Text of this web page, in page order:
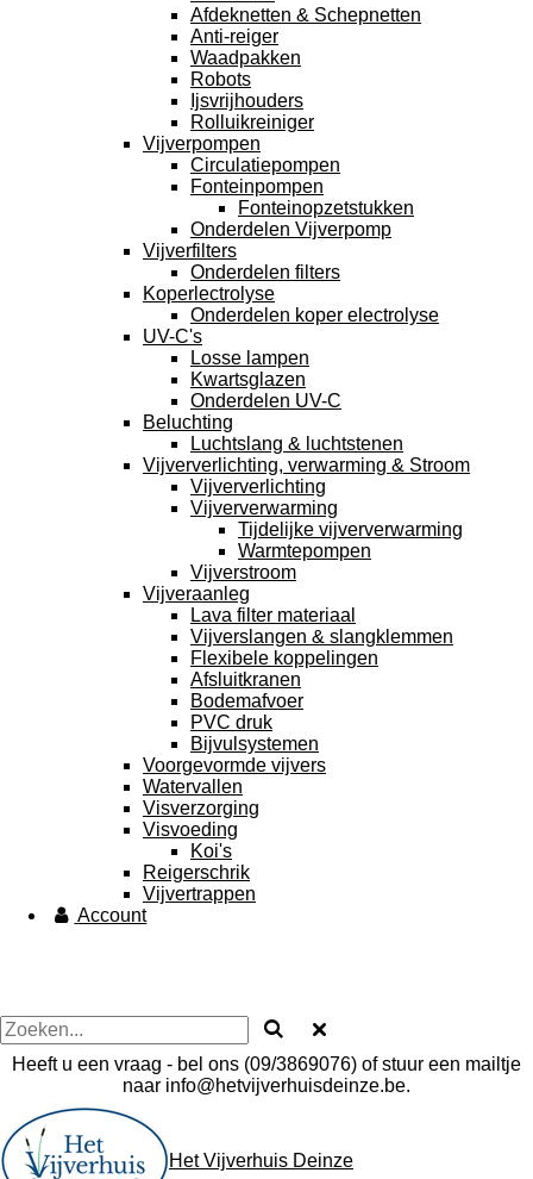
Afdeknetten & Schepnetten
Anti-reiger
Waadpakken
Robots
Ijsvrijhouders
Rolluikreiniger
Vijverpompen
Circulatiepompen
Fonteinpompen
Fonteinopzetstukken
Onderdelen Vijverpomp
Vijverfilters
Onderdelen filters
Koperlectrolyse
Onderdelen koper electrolyse
UV-C's
Losse lampen
Kwartsglazen
Onderdelen UV-C
Beluchting
Luchtslang & luchtstenen
Vijververlichting, verwarming & Stroom
Vijververlichting
Vijververwarming
Tijdelijke vijververwarming
Warmtepompen
Vijverstroom
Vijveraanleg
Lava filter materiaal
Vijverslangen & slangklemmen
Flexibele koppelingen
Afsluitkranen
Bodemafvoer
PVC druk
Bijvulsystemen
Voorgevormde vijvers
Watervallen
Visverzorging
Visvoeding
Koi's
Reigerschrik
Vijvertrappen
Account
Heeft u een vraag - bel ons (09/3869076) of stuur een mailtje
naar info@hetvijverhuisdeinze.be.
Het Vijverhuis Deinze